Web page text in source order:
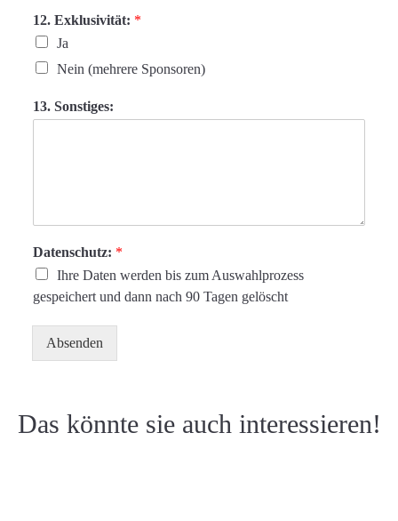
12. Exklusivität: *
Ja
Nein (mehrere Sponsoren)
13. Sonstiges:
Datenschutz: *
Ihre Daten werden bis zum Auswahlprozess
gespeichert und dann nach 90 Tagen gelöscht
Absenden
Das könnte sie auch interessieren!